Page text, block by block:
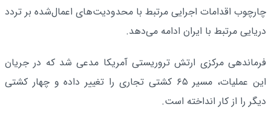
چارچوب اقدامات اجرایی مرتبط با محدودیت‌های اعمال‌شده بر تردد
دریایی مرتبط با ایران ادامه می‌دهد.
فرماندهی مرکزی ارتش تروریستی آمریکا مدعی شد که در جریان
این عملیات، مسیر ۶۵ کشتی تجاری را تغییر داده و چهار کشتی
دیگر را از کار انداخته‌ است.